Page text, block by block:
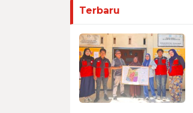
Terbaru